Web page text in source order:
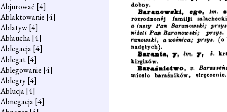
Abjurować [4]
Ablaktowanie [4]
Ablatyw[4]
Abłaucha[4]
Ablegacja[4]
Ablegat[4]
Ablegowanie [4]
Ablegry[4]
Ablucja[4]
Abnegacja[4]